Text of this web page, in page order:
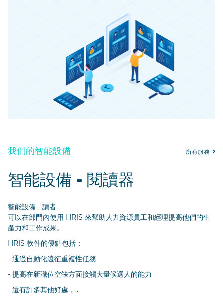
我們的智能設備 所有服務
智能設備 - 閱讀器
智能設備 - 讀者
可以在部門內使用 HRIS 來幫助人力資源員工和經理提高他們的生
產力和工作成果。
HRIS 軟件的優點包括：
- 通過自動化遠征重複性任務
- 提高在新職位空缺方面接觸大量候選人的能力
- 還有許多其他好處，...